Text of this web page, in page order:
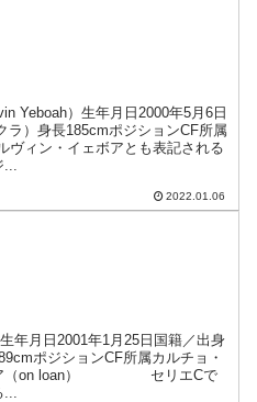
Yeboah）生年月日2000年5月6日
ラ）身長185cmポジションCF所属
ィン・イェボアとも表記される
2022.01.06
年月日2001年1月25日国籍／出身
ポジションCF所属カルチョ・
ニア（on loan） セリエCで